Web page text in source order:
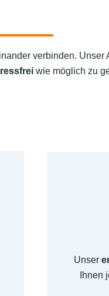
verbinden. Unser
wie möglich zu
Unser
Ihnen